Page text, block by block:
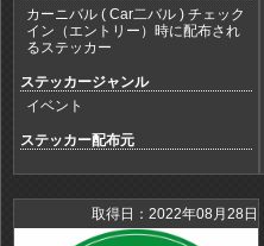
カーニバル ( Car二バル ) チェック
イン（エントリー）時に配布され
るステッカー
ステッカージャンル
イベント
ステッカー配布元
取得日：2022年08月28日